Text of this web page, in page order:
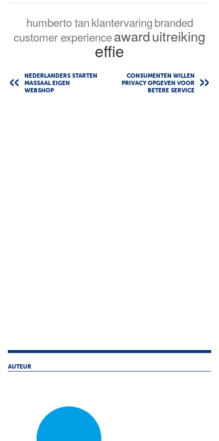
humberto tanklantervaringbranded
customer experienceawarduitreiking
effie
NEDERLANDERS STARTEN
MASSAAL EIGEN
WEBSHOP
CONSUMENTEN WILLEN
PRIVACY OPGEVEN VOOR
BETERE SERVICE
AUTEUR